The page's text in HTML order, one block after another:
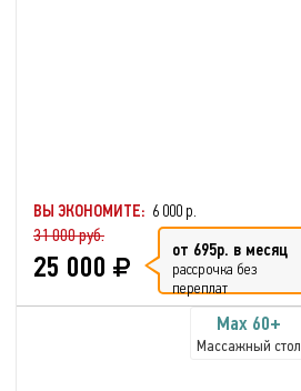
ВЫ ЭКОНОМИТЕ: 6 000 р.
31 000 руб.
25 000 от 695р. в месяц
рассрочка без
переплат
Max 60+
Массажный стол